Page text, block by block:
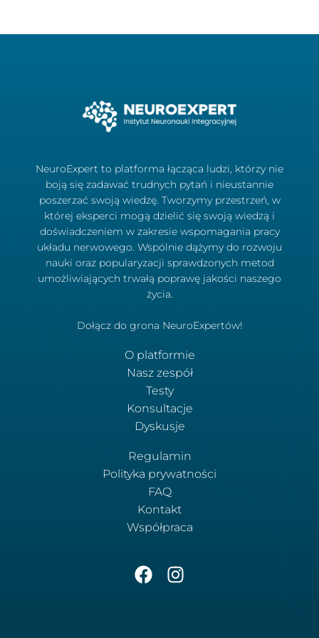
NeuroExpert to platforma łącząca ludzi, którzy nie
boją się zadawać trudnych pytań i nieustannie
poszerzać swoją wiedzę. Tworzymy przestrzeń, w
której eksperci mogą dzielić się swoją wiedzą i
doświadczeniem w zakresie wspomagania pracy
układu nerwowego. Wspólnie dążymy do rozwoju
nauki oraz popularyzacji sprawdzonych metod
umożliwiających trwałą poprawę jakości naszego
życia.
Dołącz do grona NeuroExpertów!
O platformie
Nasz zespół
Testy
Konsultacje
Dyskusje
Regulamin
Polityka prywatności
FAQ
Kontakt
Współpraca